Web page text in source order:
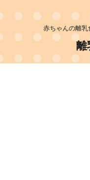
赤ちゃんの離乳
離